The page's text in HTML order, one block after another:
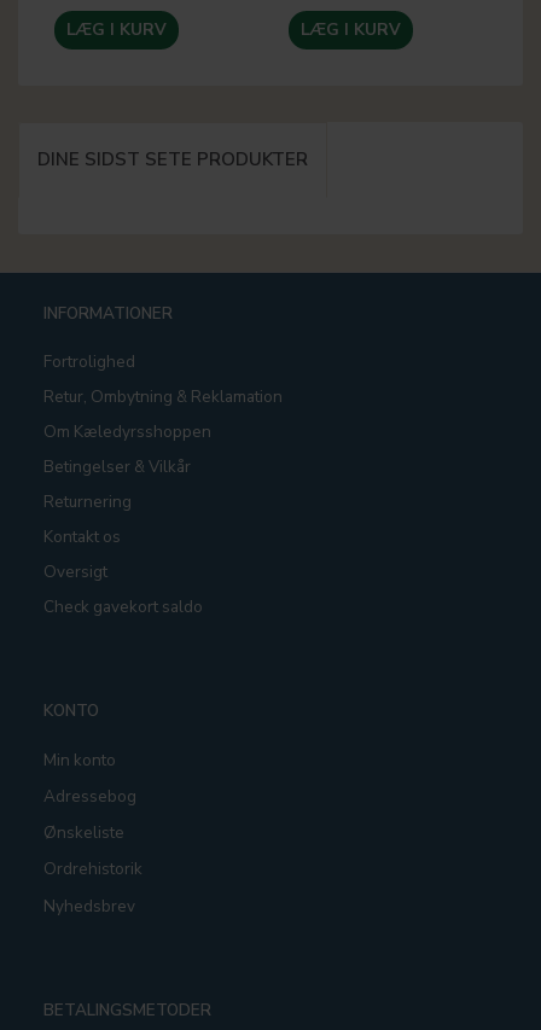
LÆG I KURV LÆG I KURV
DINE SIDST SETE PRODUKTER
INFORMATIONER
Fortrolighed
Retur, Ombytning & Reklamation
Om Kæledyrsshoppen
Betingelser & Vilkår
Returnering
Kontakt os
Oversigt
Check gavekort saldo
KONTO
Min konto
Adressebog
Ønskeliste
Ordrehistorik
Nyhedsbrev
BETALINGSMETODER